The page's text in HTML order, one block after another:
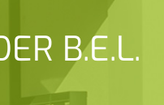
B.E.L.